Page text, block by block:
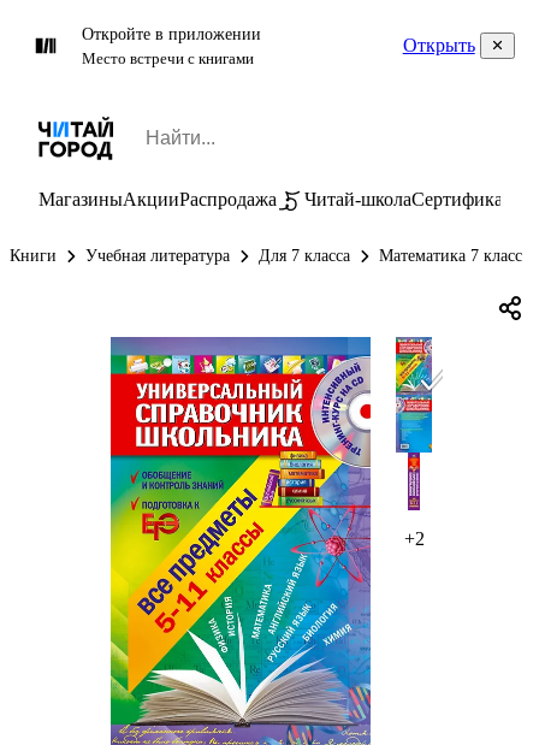
Откройте в приложении
Место встречи с книгами
Открыть
МагазиныАкцииРаспродажа Читай-школаСертификаты
Книги Учебная литература Для 7 класса Математика 7 класс
+2